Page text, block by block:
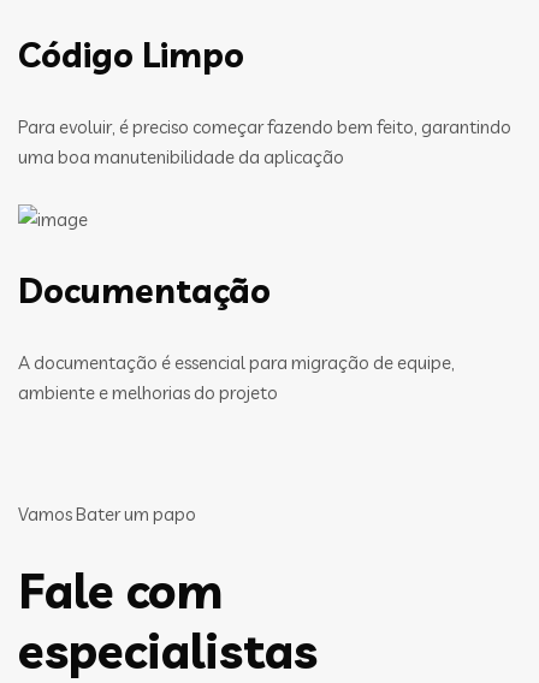
Código Limpo
Para evoluir, é preciso começar fazendo bem feito, garantindo
uma boa manutenibilidade da aplicação
Documentação
A documentação é essencial para migração de equipe,
ambiente e melhorias do projeto
Vamos Bater um papo
Fale com
especialistas